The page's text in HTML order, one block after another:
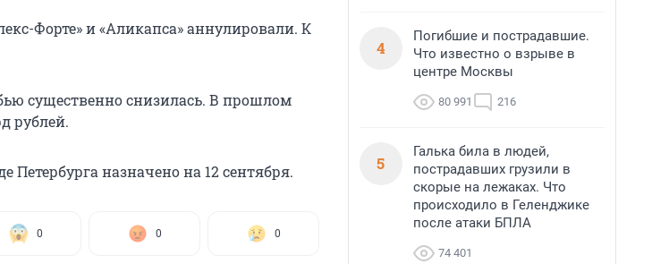
Форте» и «Аликапса» аннулировали. К
существенно снизилась. В прошлом
рублей.
Петербурга назначено на 12 сентября.
0 0 0
4
Погибшие и пострадавшие.
Что известно о взрыве в
центре Москвы
80 991 216
5
Галька била в людей,
пострадавших грузили в
скорые на лежаках. Что
происходило в Геленджике
после атаки БПЛА
74 401